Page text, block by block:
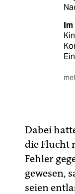
Dabei
die Flucht
Fehler
gewesen,
seien